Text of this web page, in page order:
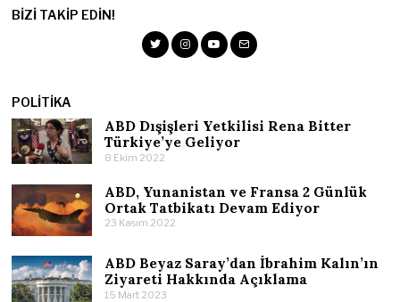
BIZI TAKIP EDIN!
POLITIKA
ABD Dışişleri Yetkilisi Rena Bitter
Türkiye’ye Geliyor
8 Ekim 2022
ABD, Yunanistan ve Fransa 2 Günlük
Ortak Tatbikatı Devam Ediyor
23 Kasım 2022
ABD Beyaz Saray’dan İbrahim Kalın’ın
Ziyareti Hakkında Açıklama
15 Mart 2023